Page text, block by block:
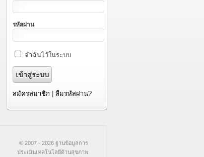
รหัสผ่าน
จำฉันไว้ในระบบ
สมัครสมาชิก ลืมรหัสผ่าน?
© 2007 - 2026 ฐานข้อมูลการ
ประเมินเทคโนโลยีด้านสุขภาพ